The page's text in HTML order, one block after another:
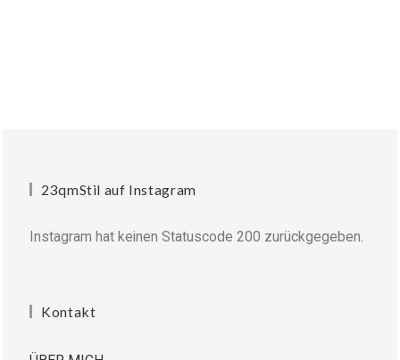
23qmStil auf Instagram
Instagram hat keinen Statuscode 200 zurückgegeben.
Kontakt